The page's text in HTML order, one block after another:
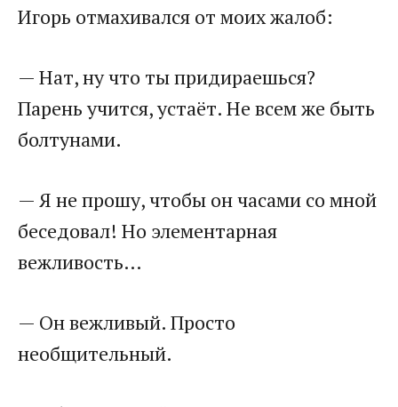
Игорь отмахивался от моих жалоб:
— Нат, ну что ты придираешься?
Парень учится, устаёт. Не всем же быть
болтунами.
— Я не прошу, чтобы он часами со мной
беседовал! Но элементарная
вежливость…
— Он вежливый. Просто
необщительный.